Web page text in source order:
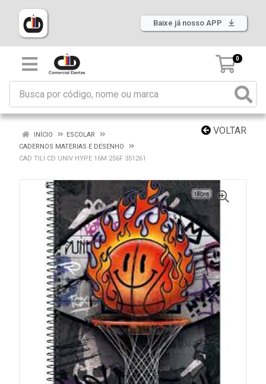
Baixe já nosso APP
0
VOLTAR
INÍCIO
ESCOLAR
CADERNOS MATERIAS E DESENHO
CAD TILI CD UNIV HYPE 16M 256F 351261